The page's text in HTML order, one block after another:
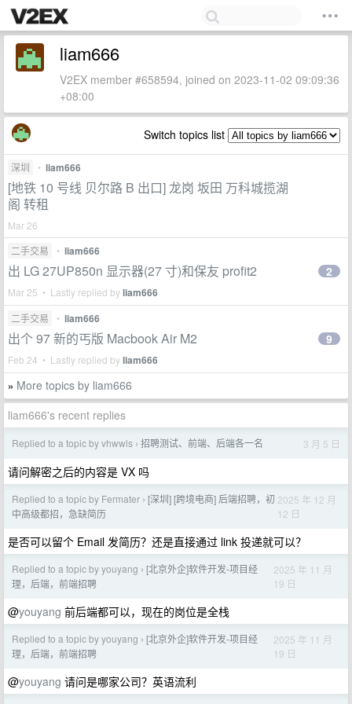
liam666
V2EX member #658594, joined on 2023-11-02 09:09:36
+08:00
Switch topics list
深圳 • liam666
[地铁 10 号线 贝尔路 B 出口] 龙岗 坂田 万科城揽湖
阁 转租
Mar 26
二手交易
• liam666
出 LG 27UP850n 显示器(27 寸)和保友 profit2
Mar 25 • Lastly replied byliam666
2
二手交易 • liam666
出个 97 新的丐版 Macbook Air M2
Feb 24 • Lastly replied byliam666
9
» More topics by liam666
liam666's recent replies
Replied to a topic by vhwwls › 招聘测试、前端、后端各一名 3 月 5 日
请问解密之后的内容是 VX 吗
Replied to a topic by Fermater › [深圳] [跨境电商] 后端招聘，初
中高级都招，急缺简历
2025 年 12 月
12 日
是否可以留个 Email 发简历？还是直接通过 link 投递就可以？
Replied to a topic by youyang › [北京外企]软件开发-项目经
理，后端，前端招聘
2025 年 11 月
19 日
@youyang 前后端都可以，现在的岗位是全栈
Replied to a topic by youyang › [北京外企]软件开发-项目经
理，后端，前端招聘
2025 年 11 月
19 日
@youyang 请问是哪家公司？英语流利